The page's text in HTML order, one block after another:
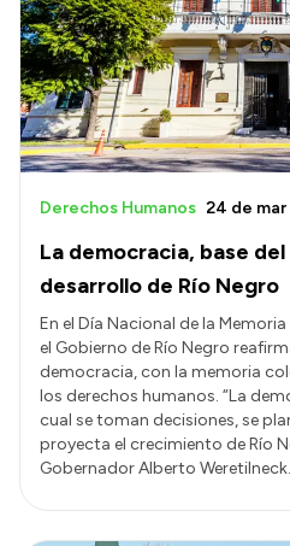
Transparencia
Presupuesto
Boletín Oficial
Compras y licitaciones
Consulta de pago a
Convocatorias
Intranet
Login
La democracia, base
desarrollo de Río Negro
Derechos Humanos 24 de
En el Día Nacional de la
el Gobierno de Río Negro
democracia, con la memoria
los derechos humanos. “La
cual se toman decisiones, se
proyecta el crecimiento de Río
Gobernador Alberto Weretilneck.